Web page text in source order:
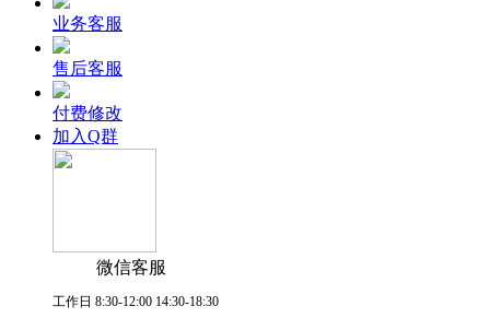
业务客服
售后客服
付费修改
加入Q群
微信客服
工作日 8:30-12:00 14:30-18:30